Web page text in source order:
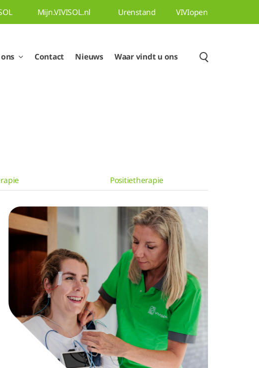
Mijn.VIVISOL.nl Urenstand VIVIopen
Contact Nieuws Waar vindt u ons
Positietherapie